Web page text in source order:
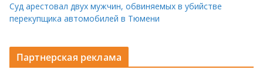
Суд арестовал двух мужчин, обвиняемых в убийстве
перекупщика автомобилей в Тюмени
Партнерская реклама